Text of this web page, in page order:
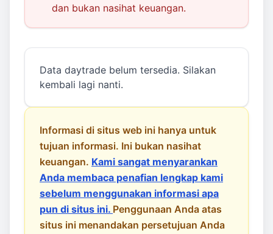
dan bukan nasihat keuangan.
Data daytrade belum tersedia. Silakan
kembali lagi nanti.
Informasi di situs web ini hanya untuk
tujuan informasi. Ini bukan nasihat
keuangan. Kami sangat menyarankan
Anda membaca penafian lengkap kami
sebelum menggunakan informasi apa
pun di situs ini. Penggunaan Anda atas
situs ini menandakan persetujuan Anda